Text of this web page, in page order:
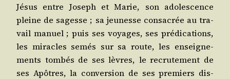
Jésus entre Joseph et Marie, son ado­les­cence
pleine de sagesse ; sa jeu­nesse consa­crée au tra­
vail manuel ; puis ses voyages, ses pré­di­ca­tions,
les miracles semés sur sa route, les ensei­gne­
ments tom­bés de ses lèvres, le recru­te­ment de
ses Apôtres, la conver­sion de ses pre­miers dis­